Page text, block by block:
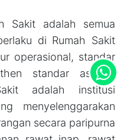
Sakit adalah semua
di Rumah Sakit
operasional, standar
standar asuhan
adalah institusi
menyelenggarakan
secara paripurna